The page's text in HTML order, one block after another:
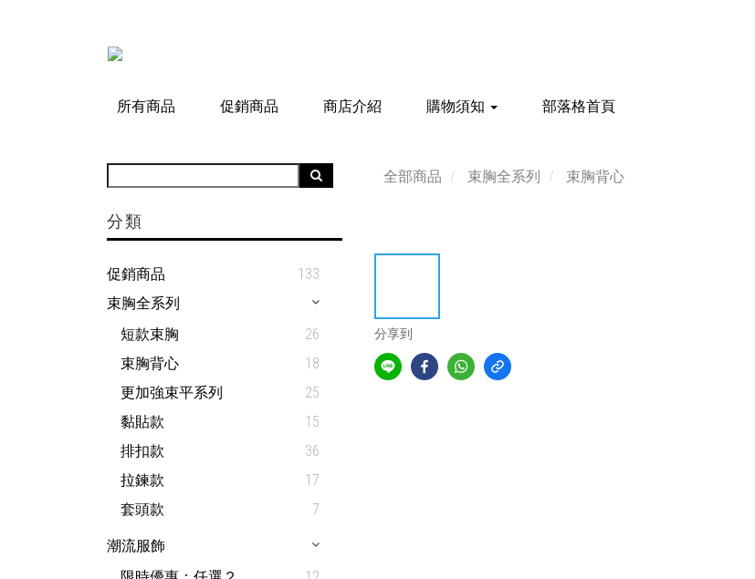
所有商品 促銷商品 商店介紹 購物須知 部落格首頁
分類
促銷商品
133
束胸全系列
短款束胸
26
束胸背心
18
更加強束平系列
25
黏貼款
15
排扣款
36
拉鍊款
17
套頭款
7
潮流服飾
全部商品 束胸全系列 束胸背心
分享到